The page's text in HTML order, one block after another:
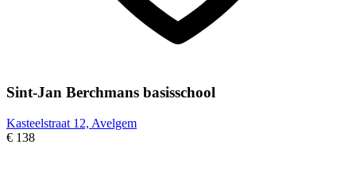
Sint-Jan Berchmans basisschool
Kasteelstraat 12, Avelgem
€ 138